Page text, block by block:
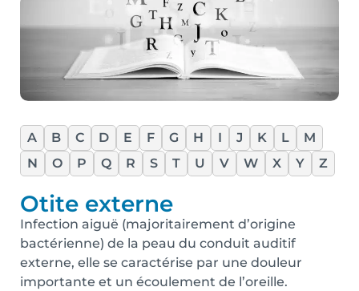
A B C D E F G H I J K L
M
N
O P Q R S T U V W X Y Z
Otite externe
Infection aiguë (majoritairement d’origine
bactérienne) de la peau du conduit auditif
externe, elle se caractérise par une douleur
importante et un écoulement de l’oreille.